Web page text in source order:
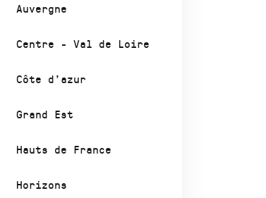
Auvergne
Centre - Val de Loire
Côte d’azur
Grand Est
Hauts de France
Horizons